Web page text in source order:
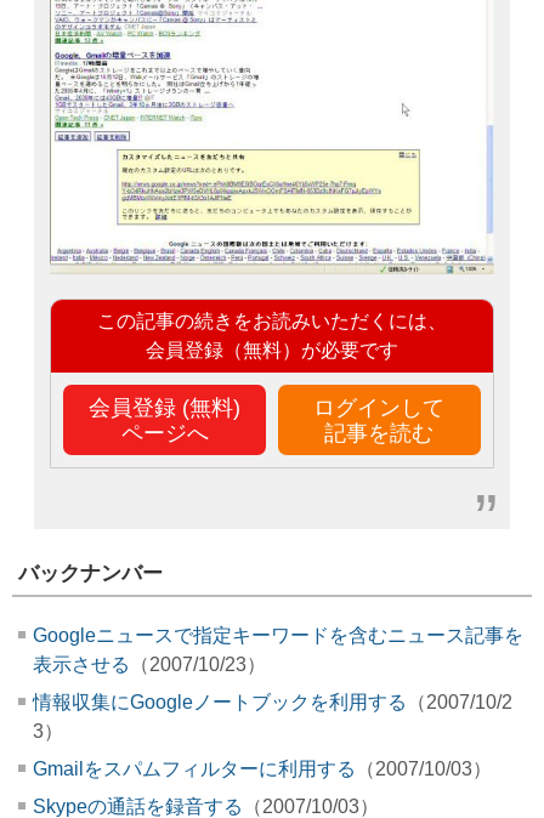
この記事の続きをお読みいただくには、
会員登録（無料）が必要です
会員登録 (無料)
ページへ
ログインして
記事を読む
バックナンバー
Googleニュースで指定キーワードを含むニュース記事を
表示させる
（2007/10/23）
情報収集にGoogleノートブックを利用する
（2007/10/2
3）
Gmailをスパムフィルターに利用する
（2007/10/03）
Skypeの通話を録音する
（2007/10/03）